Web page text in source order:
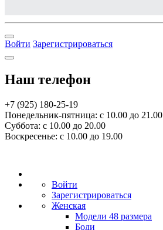
Войти Зарегистрироваться
Наш телефон
+7 (925) 180-25-19
Понедельник-пятница: с 10.00 до 21.00
Суббота: с 10.00 до 20.00
Воскресенье: с 10.00 до 19.00
Войти
Зарегистрироваться
Женская
Модели 48 размера
Боди